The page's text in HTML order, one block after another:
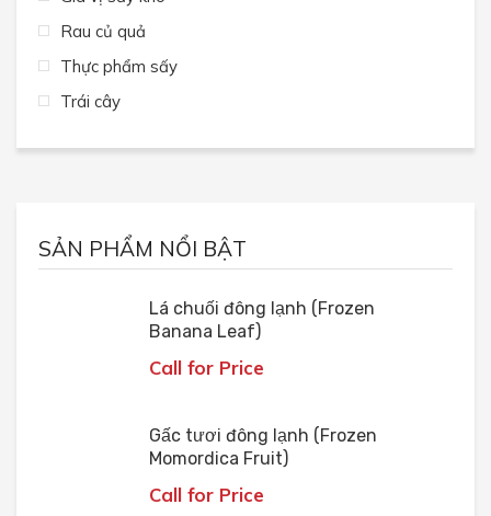
Rau củ quả
Thực phẩm sấy
Trái cây
SẢN PHẨM NỔI BẬT
Lá chuối đông lạnh (Frozen
Banana Leaf)
Call for Price
Gấc tươi đông lạnh (Frozen
Momordica Fruit)
Call for Price